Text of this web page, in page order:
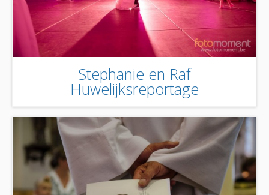
Stephanie en Raf
Huwelijksreportage